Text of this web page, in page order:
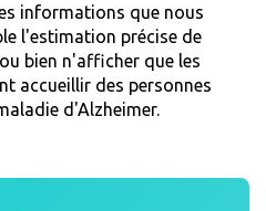
informations que nous
l'estimation précise de
bien n'afficher que les
accueillir des personnes
d'Alzheimer.